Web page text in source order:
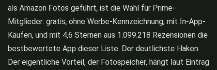
als Amazon Fotos geführt, ist die Wahl für Prime-
Mitglieder: gratis, ohne Werbe-Kennzeichnung, mit In-App-
Käufen, und mit 4,6 Sternen aus 1.099.218 Rezensionen die
bestbewertete App dieser Liste. Der deutlichste Haken:
Der eigentliche Vorteil, der Fotospeicher, hängt laut Eintrag